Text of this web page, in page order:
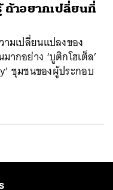
ถ้าอยากเปลี่ยนที่
มเปลี่ยนแปลงของ
กอย่าง ‘บูติกโฮเต็ล’
ชุมชนของผู้ประกอบ